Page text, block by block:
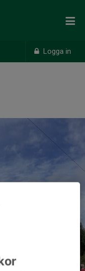
Logga in